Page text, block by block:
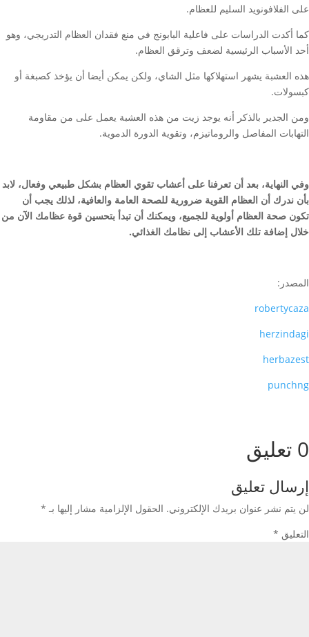
على الفلافونويد السليم للعظام.
كما أكدت الدراسات على فاعلية البابونج في منع فقدان العظام التدريجي، وهو
أحد الأسباب الرئيسية لضعف وترقق العظام.
هذه العشبة يشهر استهلاكها مثل الشاي، ولكن يمكن أيضا أن يؤخذ كصبغة أو
كبسولات.
ومن الجدير بالذكر أنه يوجد زيت من هذه العشبة يعمل على من مقاومة
التهابات المفاصل والروماتيزم، وتقوية الدورة الدموية.
وفي النهاية، بعد أن تعرفنا على أعشاب تقوي العظام بشكل طبيعي وفعال، لابد
بأن ندرك أن العظام القوية ضرورية للصحة العامة والعافية، لذلك يجب أن
تكون صحة العظام أولوية للجميع، ويمكنك أن تبدأ بتحسين قوة عظامك الآن من
خلال إضافة تلك الأعشاب إلى نظامك الغذائي.
المصدر:
robertycaza
herzindagi
herbazest
punchng
0 تعليق
إرسال تعليق
لن يتم نشر عنوان بريدك الإلكتروني. الحقول الإلزامية مشار إليها بـ *
التعليق *